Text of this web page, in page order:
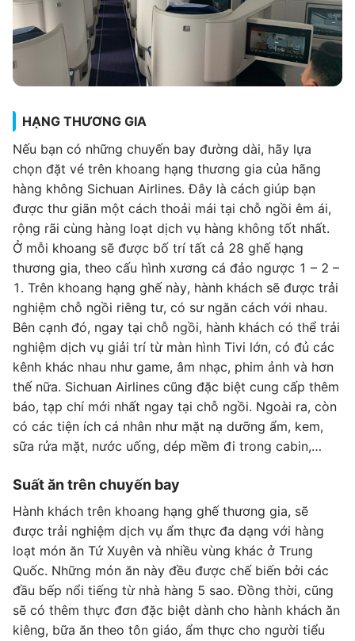
HẠNG THƯƠNG GIA
Nếu bạn có những chuyến bay đường dài, hãy lựa
chọn đặt vé trên khoang hạng thương gia của hãng
hàng không Sichuan Airlines. Đây là cách giúp bạn
được thư giãn một cách thoải mái tại chỗ ngồi êm ái,
rộng rãi cùng hàng loạt dịch vụ hàng không tốt nhất.
Ở mỗi khoang sẽ được bố trí tất cả 28 ghế hạng
thương gia, theo cấu hình xương cá đảo ngược 1 – 2 –
1. Trên khoang hạng ghế này, hành khách sẽ được trải
nghiệm chỗ ngồi riêng tư, có sư ngăn cách với nhau.
Bên cạnh đó, ngay tại chỗ ngồi, hành khách có thể trải
nghiệm dịch vụ giải trí từ màn hình Tivi lớn, có đủ các
kênh khác nhau như game, âm nhạc, phim ảnh và hơn
thế nữa. Sichuan Airlines cũng đặc biệt cung cấp thêm
báo, tạp chí mới nhất ngay tại chỗ ngồi. Ngoài ra, còn
có các tiện ích cá nhân như mặt nạ dưỡng ẩm, kem,
sữa rửa mặt, nước uống, dép mềm đi trong cabin,…
Suất ăn trên chuyến bay
Hành khách trên khoang hạng ghế thương gia, sẽ
được trải nghiệm dịch vụ ẩm thực đa dạng với hàng
loạt món ăn Tứ Xuyên và nhiều vùng khác ở Trung
Quốc. Những món ăn này đều được chế biến bởi các
đầu bếp nổi tiếng từ nhà hàng 5 sao. Đồng thời, cũng
sẽ có thêm thực đơn đặc biệt dành cho hành khách ăn
kiêng, bữa ăn theo tôn giáo, ẩm thực cho người tiểu